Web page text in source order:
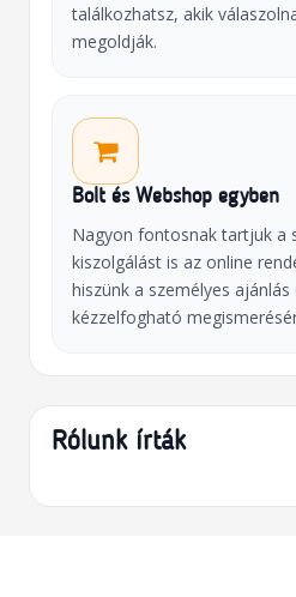
találkozhatsz, akik
megoldják.
Bolt és Webshop egyben
Nagyon fontosnak tartjuk a
kiszolgálást is az online
hiszünk a személyes
kézzelfogható
Rólunk írták